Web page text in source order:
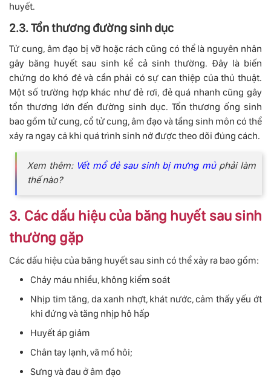
huyết.
2.3. Tổn thương đường sinh dục
Tử cung, âm đạo bị vỡ hoặc rách cũng có thể là nguyên nhân
gây băng huyết sau sinh kể cả sinh thường. Đây là biến
chứng do khó đẻ và cần phải có sự can thiệp của thủ thuật.
Một số trường hợp khác như đẻ rơi, đẻ quá nhanh cũng gây
tổn thương lớn đến đường sinh dục. Tổn thương ống sinh
bao gồm tử cung, cổ tử cung, âm đạo và tầng sinh môn có thể
xảy ra ngay cả khi quá trình sinh nở được theo dõi đúng cách.
Xem thêm:Vết mổ đẻ sau sinh bị mưng mủphải làm
thế nào?
3. Các dấu hiệu của băng huyết sau sinh
thường gặp
Các dấu hiệu của băng huyết sau sinh có thể xảy ra bao gồm:
Chảy máu nhiều, không kiểm soát
Nhịp tim tăng, da xanh nhợt, khát nước, cảm thấy yếu ớt
khi đứng và tăng nhịp hô hấp
Huyết áp giảm
Chân tay lạnh, vã mồ hôi;
Sưng và đau ở âm đạo